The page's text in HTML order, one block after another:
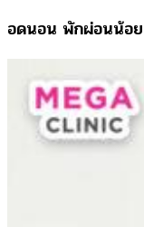
อดนอน พักผ่อนน้อ